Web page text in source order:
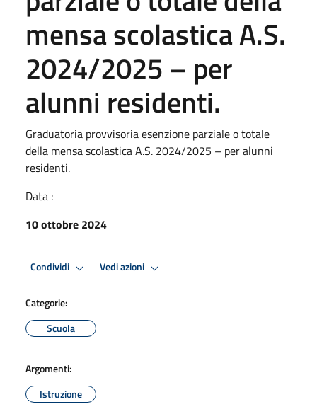
mensa scolastica A.S.
2024/2025 – per
alunni residenti.
Graduatoria provvisoria esenzione parziale o totale
della mensa scolastica A.S. 2024/2025 – per alunni
residenti.
Data :
10 ottobre 2024
Condividi Vedi azioni
Categorie:
Scuola
Argomenti:
Istruzione